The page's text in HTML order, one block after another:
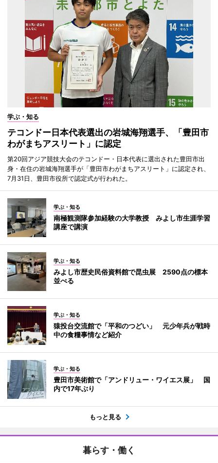
学ぶ・知る
テコンドー日本代表選出の岩城海翔選手、「豊田市
わがまちアスリート」に認定
第20回アジア競技大会のテコンドー・日本代表に選出された豊田市出
身・在住の岩城海翔選手が「豊田市わがまちアスリート」に認定され、
7月31日、豊田市役所で認定式が行われた。
学ぶ・知る
南極観測隊参加経験の大学教授 みよし市生涯学習
講座で講演
学ぶ・知る
みよし市歴史民俗資料館で昆虫展 2590点の標本
並べる
学ぶ・知る
猿投台交流館で「平和のつどい」 元少年兵が戦時
中の食糧事情など紹介
学ぶ・知る
豊田市美術館で「アンドリュー・ワイエス展」 国
内で17年ぶり
もっと見る
暮らす・働く